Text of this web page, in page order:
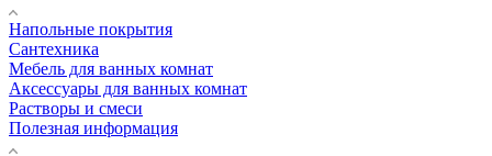
Напольные покрытия
Сантехника
Мебель для ванных комнат
Аксессуары для ванных комнат
Растворы и смеси
Полезная информация